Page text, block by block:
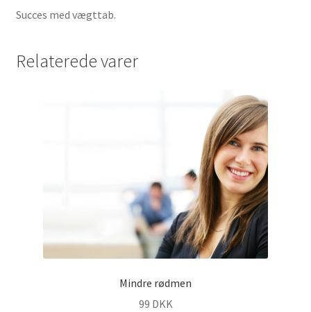
Succes med vægttab.
Relaterede varer
Mindre rødmen
99 DKK